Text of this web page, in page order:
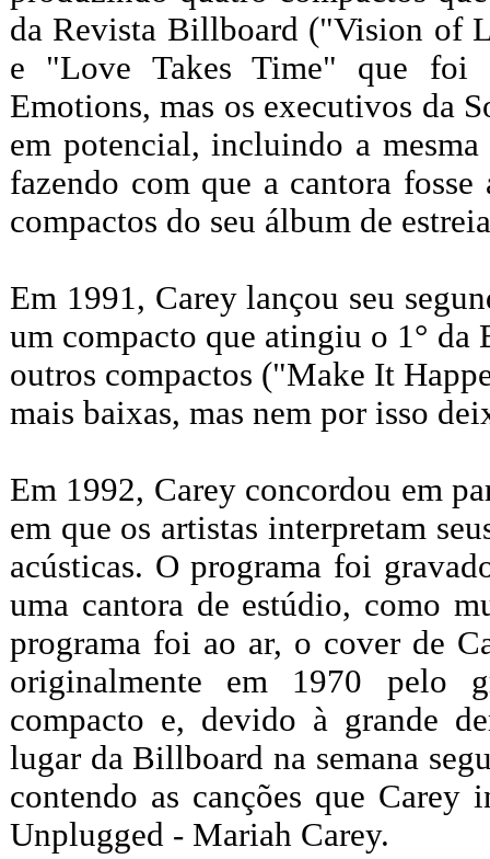
da Revista Billboard ("Vision of
e "Love Takes Time" que foi
Emotions, mas os executivos da
em potencial, incluindo a
fazendo com que a cantora
compactos do seu álbum de
Em 1991, Carey lançou seu
um compacto que atingiu o 1°
outros compactos ("Make It
mais baixas, mas nem por isso
Em 1992, Carey concordou em
em que os artistas interpretam
acústicas. O programa foi
uma cantora de estúdio, como
programa foi ao ar, o cover de
originalmente em 1970 pelo
compacto e, devido à grande
lugar da Billboard na semana
contendo as canções que
Unplugged - Mariah Carey.